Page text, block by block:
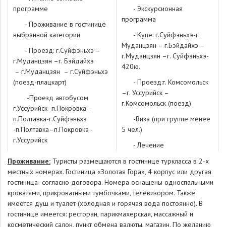
программе
­ - Проживание в гостинице
выбранной категории
­ - Проезд: г.Суйфэньхэ –
г.Муданцзян –г. Бэйдайхэ
– г.Муданцзян – г.Суйфэньхэ
(поезд-плацкарт)
­ -Проезд автобусом
г.Уссурийск- п.Покровка –
п.Полтавка-г.Суйфэньхэ
-п.Полтавка–п.Покровка -
г.Уссурийск
обслуживание на встречу и
проводы
­ -Услуги сопровождающего
группы (при группе 10чел)
­ -Экологический сбор
- Экскурсионная
программа
­ - Купе: г.Суйфэньхэ-г.
Муданцзян – г.Бэйдайхэ –
г.Муданцзян –г. Суйфэньхэ-
420ю.
­ - Проезд:г. Комсомольск
–г. Уссурийск –
г.Комсомольск (поезд)
­ -Виза (при группе менее
5 чел.)
- Лечение
-Питание
Проживание: Туристы размещаются в гостинице туркласса в 2-х
местных номерах. Гостиница «Золотая Гора», 4 корпус или другая
гостиница согласно договора. Номера оснащены односпальными
кроватями, прикроватными тумбочками, телевизором. Также
имеется душ и туалет (холодная и горячая вода постоянно). В
гостинице имеется: ресторан, парикмахерская, массажный и
косметический салон, пункт обмена валюты, магазин. По желанию